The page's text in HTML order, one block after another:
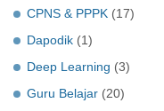
CPNS & PPPK (17)
Dapodik (1)
Deep Learning (3)
Guru Belajar (20)